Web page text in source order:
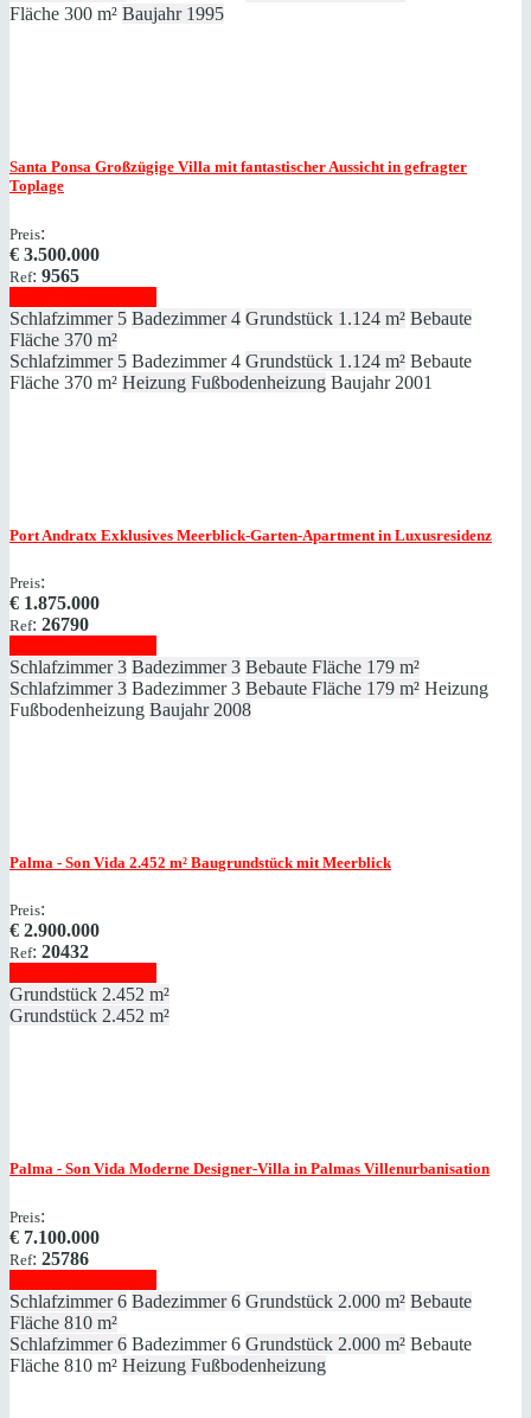
Fläche 300 m² Baujahr 1995
Santa Ponsa Großzügige Villa mit fantastischer Aussicht in gefragter
Toplage
Preis:
€ 3.500.000
Ref: 9565
Schlafzimmer 5 Badezimmer 4 Grundstück 1.124 m² Bebaute
Fläche 370 m²
Schlafzimmer 5 Badezimmer 4 Grundstück 1.124 m² Bebaute
Fläche 370 m² Heizung Fußbodenheizung Baujahr 2001
Port Andratx Exklusives Meerblick-Garten-Apartment in Luxusresidenz
Preis:
€ 1.875.000
Ref: 26790
Schlafzimmer 3 Badezimmer 3 Bebaute Fläche 179 m²
Schlafzimmer 3 Badezimmer 3 Bebaute Fläche 179 m² Heizung
Fußbodenheizung Baujahr 2008
Palma - Son Vida 2.452 m² Baugrundstück mit Meerblick
Preis:
€ 2.900.000
Ref: 20432
Grundstück 2.452 m²
Grundstück 2.452 m²
Palma - Son Vida Moderne Designer-Villa in Palmas Villenurbanisation
Preis:
€ 7.100.000
Ref: 25786
Schlafzimmer 6 Badezimmer 6 Grundstück 2.000 m² Bebaute
Fläche 810 m²
Schlafzimmer 6 Badezimmer 6 Grundstück 2.000 m² Bebaute
Fläche 810 m² Heizung Fußbodenheizung